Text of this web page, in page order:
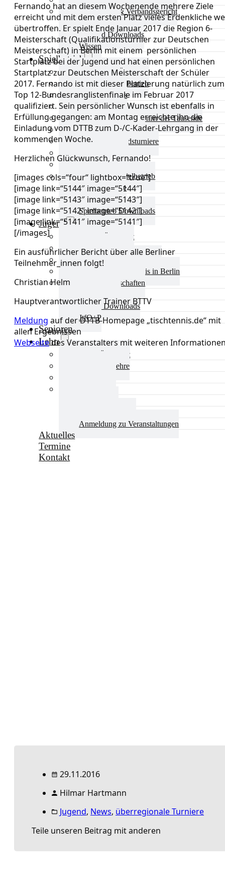
Ausschüsse & Verbandsgericht
Kinderschutz
Verband Downloads
Wissen
Spielbetrieb
Spielbetrieb Übersicht
Aktuelles Spielbetrieb
BEM & Qualis
LRL & Qualis
TTT – Tischtennisturnier der Tausende
mini-Meisterschaften
Weitere Verbandsturniere
Turnierausrichtung
Mannschaftsspielbetrieb
Vereinsturniere
Schiedsrichter
Spielbetrieb Downloads
Jugend
Jugend Übersicht
Aktuelles Jugend
Landestraining und Kader
Schulsport Tischtennis in Berlin
mini-Meisterschaften
Jugend Downloads
JtfO+P
Senioren
Lehre
Lehre Übersicht
Aktuelles Lehre
Anmeldung zu Veranstaltungen
Aktuelles
Termine
Kontakt
Fernando hat an diesem Wochenende mehrere Ziele
erreicht und mit dem ersten Platz vieles Erdenkliche
übertroffen. Er spielt Ende Januar 2017 die Region 6-
Meisterschaft (Qualifikationsturnier zur Deutschen
Meisterschaft) in Berlin mit einem persönlichen
Startplatz bei der Jugend und hat einen persönlichen
Startplatz zur Deutschen Meisterschaft der Schüler
2017. Fernando ist mit dieser Platzierung natürlich zum
Top 12-Bundesranglistenfinale im Februar 2017
qualifiziert. Sein persönlicher Wunsch ist ebenfalls in
Erfüllung gegangen: am Montag erreichte ihn die
Einladung vom DTTB zum D-/C-Kader-Lehrgang in der
kommenden Woche.
Herzlichen Glückwunsch, Fernando!
[images cols=“four“ lightbox=“true“]
[image link=“5144″ image=“5144″]
[image link=“5143″ image=“5143″]
[image link=“5142″ image=“5142″]
[image link=“5141″ image=“5141″]
[/images]
Ein ausführlicher Bericht über alle Berliner
Teilnehmer_innen folgt!
Christian Helm
Hauptverantwortlicher Trainer BTTV
Meldung auf der DTTB-Homepage „tischtennis.de“ mit
allen Ergebnissen
Webseitedes Veranstalters mit weiteren
29.11.2016
Hilmar Hartmann
Jugend, News, überregionale Turniere
Teile unseren Beitrag mit anderen